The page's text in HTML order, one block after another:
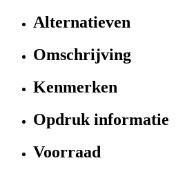
Alternatieven
Omschrijving
Kenmerken
Opdruk informatie
Voorraad